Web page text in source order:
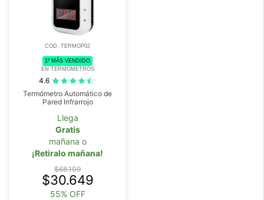
COD. TERMOP02
1º MÁS VENDIDO
EN TERMOMETROS
4.6
Termómetro Automático de
Pared Infrarrojo
Llega
Gratis
mañana o
¡Retiralo mañana!
$68.109
$30.649
55% OFF